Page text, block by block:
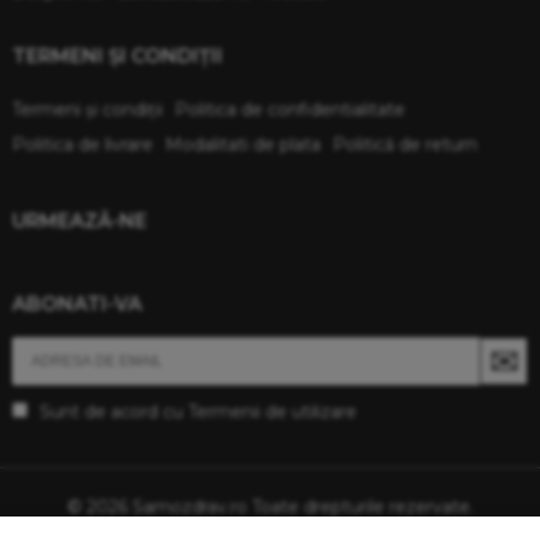
TERMENI ŞI CONDIŢII
Termeni şi condiţii
Politica de confidentialitate
Politica de livrare
Modalitati de plata Politică de return
URMEAZĂ-NE
ABONATI-VA
Sunt de acord cu Termenii de utilizare
© 2026 Samozdrav.ro Toate drepturile rezervate.